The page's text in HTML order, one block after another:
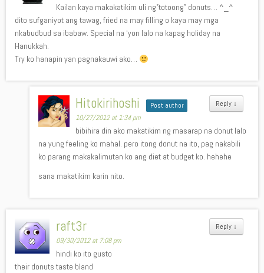
Kailan kaya makakatikim uli ng”totoong” donuts… ^_^
dito sufganiyot ang tawag, fried na may filling o kaya may mga
nkabudbud sa ibabaw. Special na ‘yon lalo na kapag holiday na
Hanukkah.
Try ko hanapin yan pagnakauwi ako…
Reply ↓
Hitokirihoshi Post author
10/27/2012 at 1:34 pm
bibihira din ako makatikim ng masarap na donut lalo
na yung feeling ko mahal. pero itong donut na ito, pag nakabili
ko parang makakalimutan ko ang diet at budget ko. hehehe
sana makatikim karin nito.
Reply ↓
raft3r
09/30/2012 at 7:08 pm
hindi ko ito gusto
their donuts taste bland